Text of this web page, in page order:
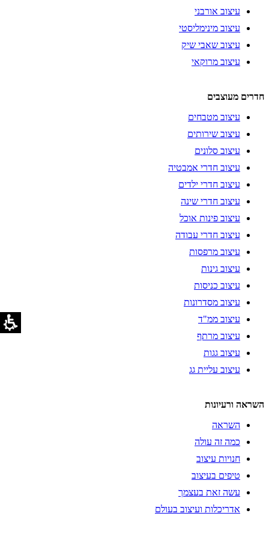
עיצוב אורבני
עיצוב מינימליסטי
עיצוב שאבי שיק
עיצוב מרוקאי
חדרים מעוצבים
עיצוב מטבחים
עיצוב שירותים
עיצוב סלונים
עיצוב חדרי אמבטיה
עיצוב חדרי ילדים
עיצוב חדרי שינה
עיצוב פינות אוכל
עיצוב חדרי עבודה
עיצוב מרפסות
עיצוב גינות
עיצוב כניסות
עיצוב מסדרונות
עיצוב ממ"ד
עיצוב מרתף
עיצוב גגות
עיצוב עליית גג
השראה ורעיונות
השראה
כמה זה עולה
חנויות עיצוב
טיפים בעיצוב
עשה זאת בעצמך
אדריכלות ועיצוב בעולם